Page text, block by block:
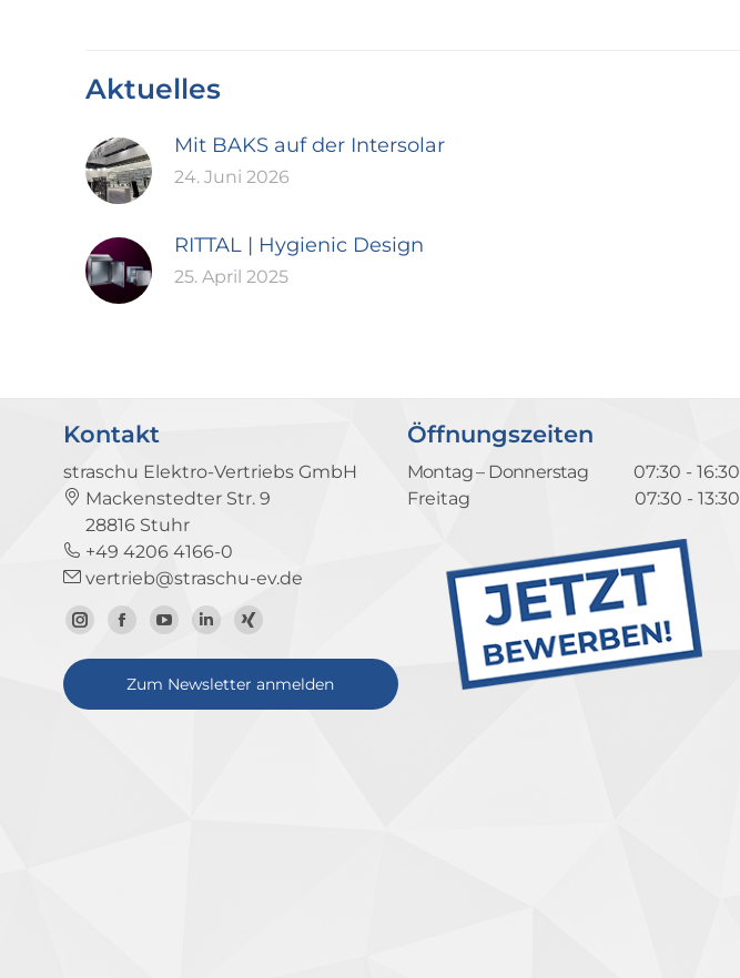
Aktuelles
Mit BAKS auf der Intersolar
24. Juni 2026
RITTAL | Hygienic Design
25. April 2025
Kontakt
straschu Elektro-Vertriebs GmbH
Mackenstedter Str. 9
28816 Stuhr
+49 4206 4166-0
vertrieb@straschu-ev.de
Zum
Instagram-
Zur
Facebook-
Seite
Zum
YouTube-
Kanal
Zum
LinkedIn-
Profil
Zum
Xing-
Profil
Zum Newsletter anmelden
Öffnungszeiten
Montag – Donnerstag
07:30 - 16:30
Freitag
07:30 - 13:30